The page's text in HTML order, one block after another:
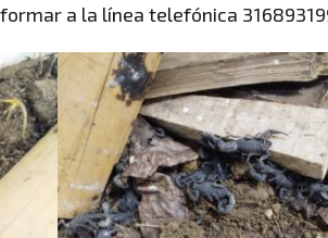
a la línea telefónica